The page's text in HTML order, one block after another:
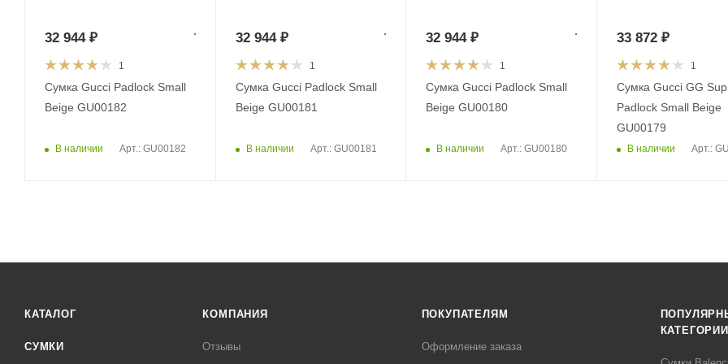
1
Сумка Gucci Padlock Small
Beige GU00182
В наличии Арт.: GU00182
32 944₽
1
Сумка Gucci Padlock Small
Beige GU00181
В наличии Арт.: GU00181
32 944₽
1
Сумка Gucci Padlock Small
Beige GU00180
В наличии Арт.: GU00180
32 944₽
1
Сумка Gucci GG
Padlock Small Beige
GU00179
В наличии Арт.:
33 872 ₽
КАТАЛОГ
СУМКИ
КОМПАНИЯ
Отзывы
ПОКУПАТЕЛЯМ
Оформление заказа
КАТЕГОРИИ